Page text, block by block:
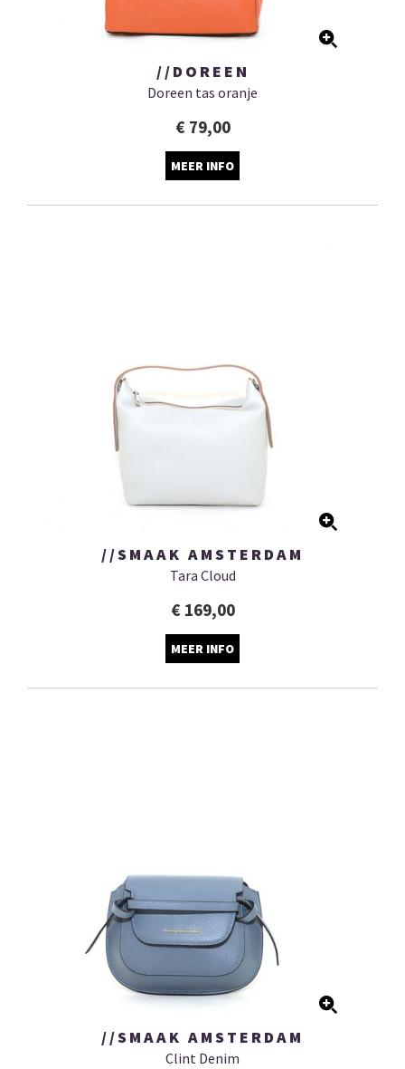
//DOREEN
Doreen tas oranje
€ 79,00
MEER INFO
//SMAAK AMSTERDAM
Tara Cloud
€ 169,00
MEER INFO
//SMAAK AMSTERDAM
Clint Denim